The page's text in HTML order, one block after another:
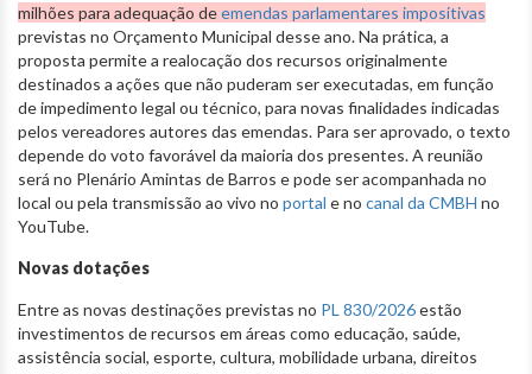
milhões para adequação deemendas parlamentares impositivas
previstas no Orçamento Municipal desse ano. Na prática, a
proposta permite a realocação dos recursos originalmente
destinados a ações que não puderam ser executadas, em função
de impedimento legal ou técnico, para novas finalidades indicadas
pelos vereadores autores das emendas. Para ser aprovado, o texto
depende do voto favorável da maioria dos presentes. A reunião
será no Plenário Amintas de Barros e pode ser acompanhada no
local ou pela transmissão ao vivo no portal e no canal da CMBH no
YouTube.
Novas dotações
Entre as novas destinações previstas no PL 830/2026estão
investimentos de recursos em áreas como educação, saúde,
assistência social, esporte, cultura, mobilidade urbana, direitos